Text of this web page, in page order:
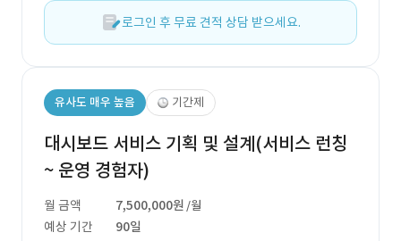
로그인 후 무료 견적 상담 받으세요.
유사도 매우 높음 기간제
대시보드 서비스 기획 및 설계(서비스 런칭
~ 운영 경험자)
월 금액 7,500,000원 /월
예상 기간
90일